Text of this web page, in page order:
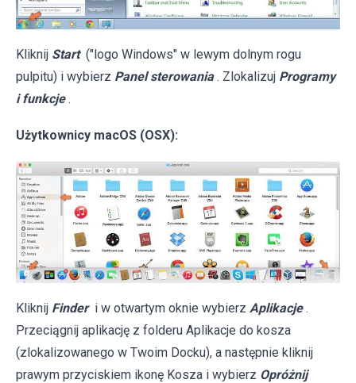
Kliknij Start ("logo Windows" w lewym dolnym rogu
pulpitu) i wybierz Panel sterowania . Zlokalizuj Programy
i funkcje .
Użytkownicy macOS (OSX):
Kliknij Finder i w otwartym oknie wybierz Aplikacje .
Przeciągnij aplikację z folderu Aplikacje do kosza
(zlokalizowanego w Twoim Docku), a następnie kliknij
prawym przyciskiem ikonę Kosza i wybierz Opróżnij